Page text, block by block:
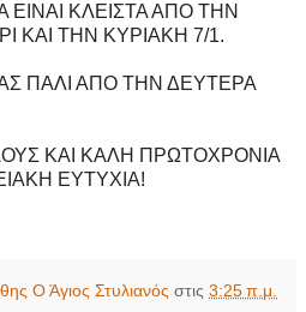
ΚΛΕΙΣΤΑ ΑΠΟ ΤΗΝ
ΚΑΙ ΤΗΝ ΚΥΡΙΑΚΗ 7/1.
ΠΑΛΙ ΑΠΟ ΤΗΝ ΔΕΥΤΕΡΑ
ΚΑΙ ΚΑΛΗ ΠΡΩΤΟΧΡΟΝΙΑ
ΕΥΤΥΧΙΑ!
Ο Άγιος Στυλιανός στις 3:25 π.μ.